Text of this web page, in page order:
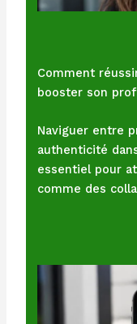
Comment
booster son
Naviguer entre
authenticité
essentiel pour
comme des